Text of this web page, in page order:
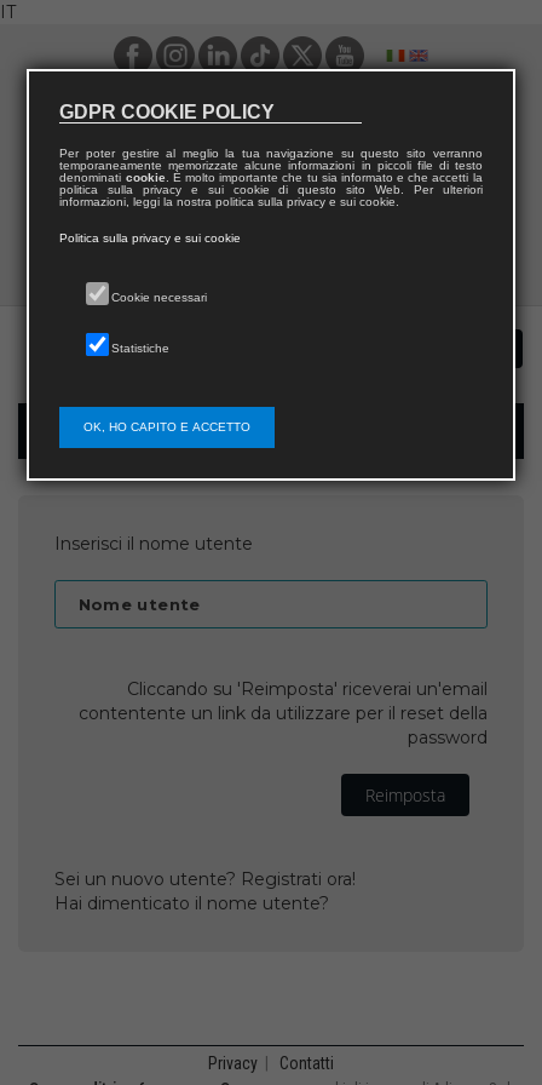
IT
Recupera password
Inserisci il nome utente
Nome utente
Cliccando su 'Reimposta' riceverai un'email
contentente un link da utilizzare per il reset della
password
Reimposta
Sei un nuovo utente? Registrati ora!
Hai dimenticato il nome utente?
Privacy Contatti
GDPR COOKIE POLICY
Per poter gestire al meglio la tua navigazione su questo sito verranno
temporaneamente memorizzate alcune informazioni in piccoli file di testo
denominati cookie. È molto importante che tu sia informato e che accetti la
politica sulla privacy e sui cookie di questo sito Web. Per ulteriori
informazioni, leggi la nostra politica sulla privacy e sui cookie.
Politica sulla privacy e sui cookie
Cookie necessari
Statistiche
OK, HO CAPITO E ACCETTO